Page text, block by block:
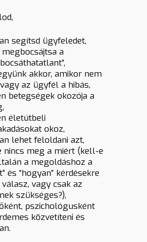
segítsd ügyfeledet,
a
akkor, amikor nem
az ügyfél a hibás,
betegségek okozója a
életútbeli
okoz,
lehet feloldani azt,
nincs meg a miért (kell-e
a megoldáshoz a
és “hogyan” kérdésekre
vagy csak az
szükséges?),
pszichológusként
közvetíteni és